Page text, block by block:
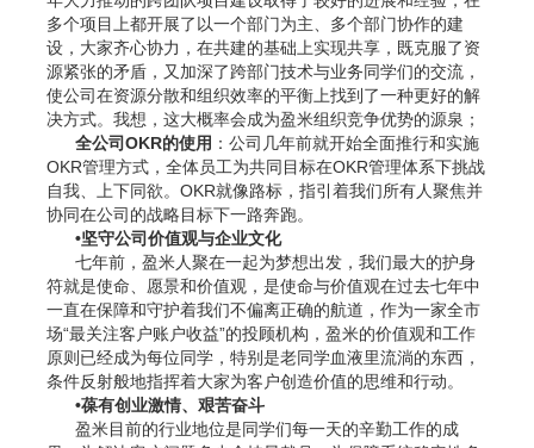
多个项目上都开展了以一个部门为主、多个部门协作的建
设，大家齐心协力，在共建的基础上实现共享，既克服了资
源紧张的矛盾，又加深了跨部门技术与业务同学们的交流，
使公司在资源分散和组织效率的平衡上找到了一种更好的解
决方式。我想，这大概率会成为盈米组织竞争优势的源泉；
全公司OKR的使用 ：公司几年前就开始全面推行和实施
OKR管理方式，全体员工为共同目标在OKR管理体系下挑战
自我、上下同欲。OKR就像路标，指引着我们所有人聚焦并
协同在公司的战略目标下一路奔跑。
•坚守公司价值观与企业文化
七年前，盈米人聚在一起为梦想出发，我们最大的护身
符就是使命、愿景和价值观，是使命与价值观在过去七年中
一直在保障和守护着我们不偏离正确的航道，作为一家全市
场“最关注客户账户收益”的投顾机构，盈米的价值观和工作
原则已经成为每位同学，特别是老同学血液里流淌的东西，
条件反射般地指挥着大家为客户创造价值的思维和行动。
•葆有创业激情、艰苦奋斗
盈米目前的行业地位是同学们每一天的辛勤工作的成